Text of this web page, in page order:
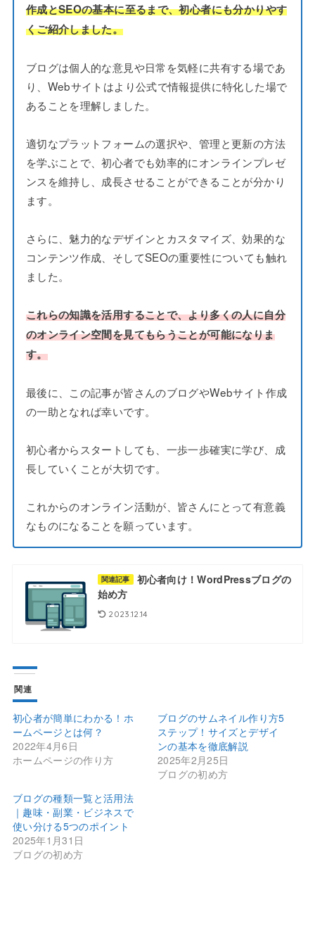
作成とSEOの基本に至るまで、初心者にも分かりやす
くご紹介しました。
ブログは個人的な意見や日常を気軽に共有する場であ
り、Webサイトはより公式で情報提供に特化した場で
あることを理解しました。
適切なプラットフォームの選択や、管理と更新の方法
を学ぶことで、初心者でも効率的にオンラインプレゼ
ンスを維持し、成長させることができることが分かり
ます。
さらに、魅力的なデザインとカスタマイズ、効果的な
コンテンツ作成、そしてSEOの重要性についても触れ
ました。
これらの知識を活用することで、より多くの人に自分
のオンライン空間を見てもらうことが可能になりま
す。
最後に、この記事が皆さんのブログやWebサイト作成
の一助となれば幸いです。
初心者からスタートしても、一歩一歩確実に学び、成
長していくことが大切です。
これからのオンライン活動が、皆さんにとって有意義
なものになることを願っています。
関連記事
初心者向け！WordPressブログの
始め方
2023.12.14
関連
初心者が簡単にわかる！ホ
ームページとは何？
2022年4月6日
ホームページの作り方
ブログのサムネイル作り方5
ステップ！サイズとデザイ
ンの基本を徹底解説
2025年2月25日
ブログの初め方
ブログの種類一覧と活用法
｜趣味・副業・ビジネスで
使い分ける5つのポイント
2025年1月31日
ブログの初め方